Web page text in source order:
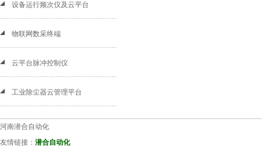
设备运行频次仪及云平台
物联网数采终端
云平台脉冲控制仪
工业除尘器云管理平台
河南潜合自动化
友情链接： 潜合自动化